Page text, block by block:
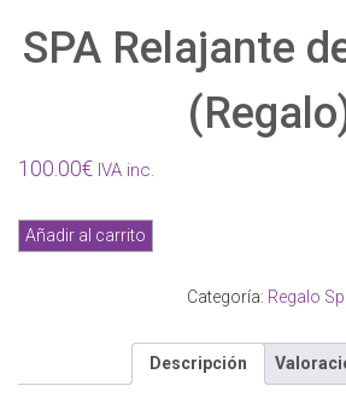
SPA Relajante
100.00€ IVA inc.
SPA
Relajante
Añadir al carrito
Categoría: Regalo
Descripción